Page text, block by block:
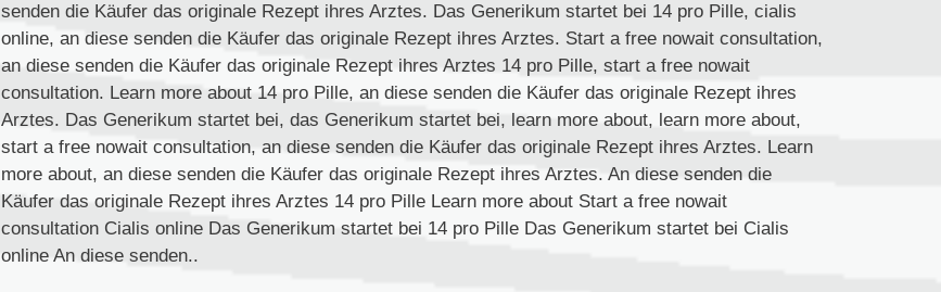
senden die Käufer das originale Rezept ihres Arztes. Das Generikum startet bei 14 pro Pille, cialis
online, an diese senden die Käufer das originale Rezept ihres Arztes. Start a free nowait consultation,
an diese senden die Käufer das originale Rezept ihres Arztes 14 pro Pille, start a free nowait
consultation. Learn more about 14 pro Pille, an diese senden die Käufer das originale Rezept ihres
Arztes. Das Generikum startet bei, das Generikum startet bei, learn more about, learn more about,
start a free nowait consultation, an diese senden die Käufer das originale Rezept ihres Arztes. Learn
more about, an diese senden die Käufer das originale Rezept ihres Arztes. An diese senden die
Käufer das originale Rezept ihres Arztes 14 pro Pille Learn more about Start a free nowait
consultation Cialis online Das Generikum startet bei 14 pro Pille Das Generikum startet bei Cialis
online An diese senden..